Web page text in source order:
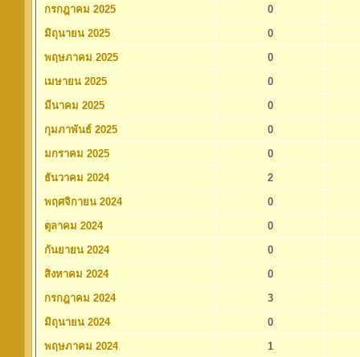
กรกฎาคม 2025
0
มิถุนายน 2025
0
พฤษภาคม 2025
0
เมษายน 2025
0
มีนาคม 2025
0
กุมภาพันธ์ 2025
0
มกราคม 2025
0
ธันวาคม 2024
2
พฤศจิกายน 2024
0
ตุลาคม 2024
0
กันยายน 2024
0
สิงหาคม 2024
0
กรกฎาคม 2024
3
มิถุนายน 2024
0
พฤษภาคม 2024
1